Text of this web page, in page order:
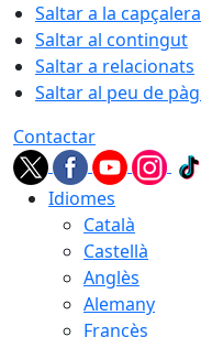
Saltar a la capçalera
Saltar al contingut
Saltar a relacionats
Saltar al peu de
Contactar
Idiomes
Català
Castellà
Anglès
Alemany
Francès